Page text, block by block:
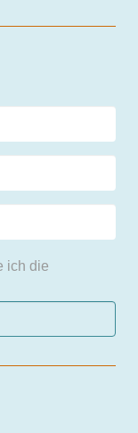
ich die